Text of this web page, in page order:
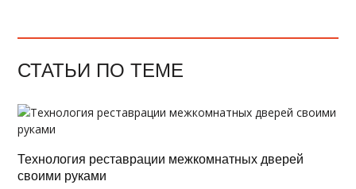
СТАТЬИ ПО ТЕМЕ
Технология реставрации межкомнатных дверей
своими руками